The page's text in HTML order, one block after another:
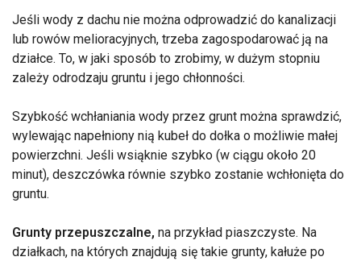
Jeśli wody z dachu nie można odprowadzić do kanalizacji
lub rowów melioracyjnych, trzeba zagospodarować ją na
działce. To, w jaki sposób to zrobimy, w dużym stopniu
zależy odrodzaju gruntu i jego chłonności.
Szybkość wchłaniania wody przez grunt można sprawdzić,
wylewając napełniony nią kubeł do dołka o możliwie małej
powierzchni. Jeśli wsiąknie szybko (w ciągu około 20
minut), deszczówka równie szybko zostanie wchłonięta do
gruntu.
Grunty przepuszczalne, na przykład piaszczyste. Na
działkach, na których znajdują się takie grunty, kałuże po